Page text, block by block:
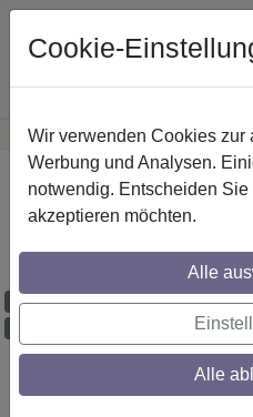
Günstige Versandkosten
Startseite
IL-Stilg. 20 mm 1-lfg.
Chrom/Buche
Maßzuschnitt möglich
Cookie-
Wir verwenden Cookies zur
Werbung und Analysen.
notwendig. Entscheiden
akzeptieren möchten.
Alle
Alle